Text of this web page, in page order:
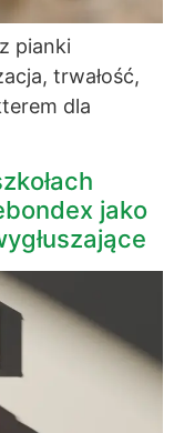
pianki
trwałość,
dla
jako